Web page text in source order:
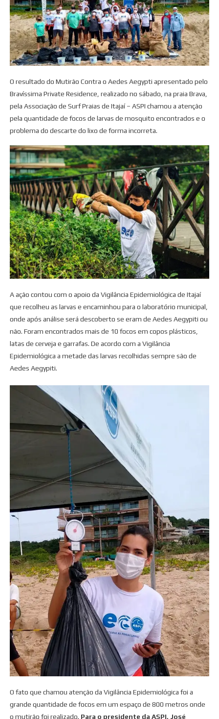
O resultado do Mutirão Contra o Aedes Aegypti apresentado pelo
Bravíssima Private Residence, realizado no sábado, na praia Brava,
pela Associação de Surf Praias de Itajaí – ASPI chamou a atenção
pela quantidade de focos de larvas de mosquito encontrados e o
problema do descarte do lixo de forma incorreta.
A ação contou com o apoio da Vigilância Epidemiológica de Itajaí
que recolheu as larvas e encaminhou para o laboratório municipal,
onde após análise será descoberto se eram de Aedes Aegypiti ou
não. Foram encontrados mais de 10 focos em copos plásticos,
latas de cerveja e garrafas. De acordo com a Vigilância
Epidemiológica a metade das larvas recolhidas sempre são de
Aedes Aegypiti.
O fato que chamou atenção da Vigilância Epidemiológica foi a
grande quantidade de focos em um espaço de 800 metros onde
o mutirão foi realizado. Para o presidente da ASPI, José